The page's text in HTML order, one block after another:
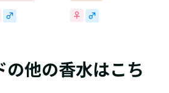
の他の香水はこち